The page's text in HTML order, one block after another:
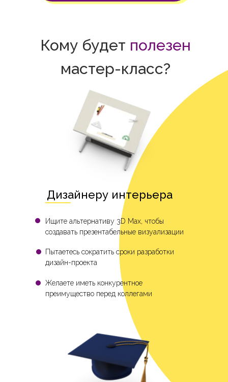
Желаете иметь конкурентное
преимущество перед коллегами
Ищите альтернативу 3D Max, чтобы
создавать презентабельные визуализации
Дизайнеру интерьера
Пытаетесь сократить сроки разработки
дизайн-проекта
Кому будет полезен
мастер-класс?